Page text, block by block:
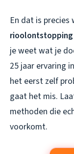
En dat is precies
je weet wat je
25 jaar ervaring
het eerst zelf
gaat het mis.
methoden die
voorkomt.